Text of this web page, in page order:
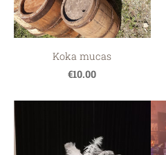
Koka mucas
€10.00